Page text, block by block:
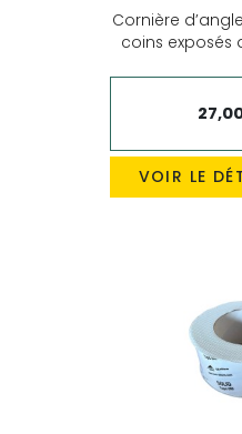
Cornière
coins exposés
VOIR LE